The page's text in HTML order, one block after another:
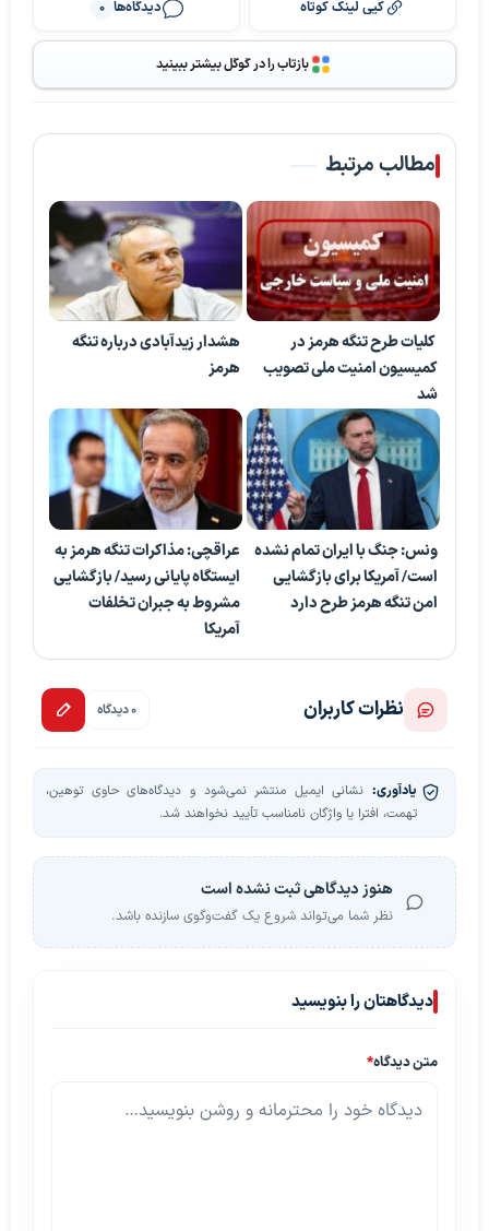
کپی لینک کوتاه دیدگاه‌ها 0
بازتاب را در گوگل بیشتر ببینید
مطالب مرتبط
کلیات طرح تنگه هرمز در
کمیسیون امنیت ملی تصویب
شد
هشدار زیدآبادی درباره تنگه
هرمز
ونس: جنگ با ایران تمام نشده
است/ آمریکا برای بازگشایی
امن تنگه هرمز طرح دارد
عراقچی: مذاکرات تنگه هرمز به
ایستگاه پایانی رسید/ بازگشایی
مشروط به جبران تخلفات
آمریکا
نظرات کاربران 0 دیدگاه
یادآوری: نشانی ایمیل منتشر نمی‌شود و دیدگاه‌های حاوی توهین،
تهمت، افترا یا واژگان نامناسب تأیید نخواهند شد.
هنوز دیدگاهی ثبت نشده است
نظر شما می‌تواند شروع یک گفت‌وگوی سازنده باشد.
دیدگاهتان را بنویسید
متن دیدگاه*